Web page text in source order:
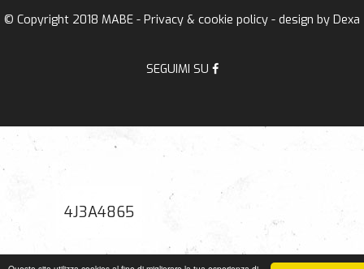
4J3A4865
© Copyright 2018 MABE - Privacy & cookie policy - design by Dexa
SEGUIMI SU